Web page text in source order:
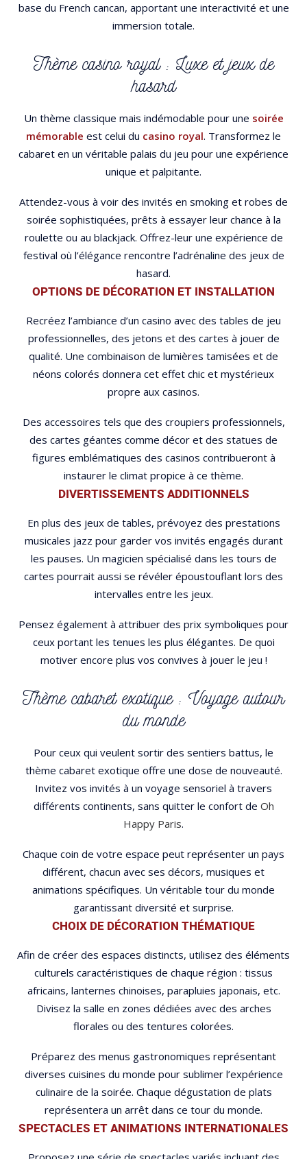
base du French cancan, apportant une interactivité et une
immersion totale.
Thème casino royal : Luxe et jeux de
hasard
Un thème classique mais indémodable pour une soirée
mémorable est celui du casino royal. Transformez le
cabaret en un véritable palais du jeu pour une expérience
unique et palpitante.
Attendez-vous à voir des invités en smoking et robes de
soirée sophistiquées, prêts à essayer leur chance à la
roulette ou au blackjack. Offrez-leur une expérience de
festival où l’élégance rencontre l’adrénaline des jeux de
hasard.
OPTIONS DE DÉCORATION ET INSTALLATION
Recréez l’ambiance d’un casino avec des tables de jeu
professionnelles, des jetons et des cartes à jouer de
qualité. Une combinaison de lumières tamisées et de
néons colorés donnera cet effet chic et mystérieux
propre aux casinos.
Des accessoires tels que des croupiers professionnels,
des cartes géantes comme décor et des statues de
figures emblématiques des casinos contribueront à
instaurer le climat propice à ce thème.
DIVERTISSEMENTS ADDITIONNELS
En plus des jeux de tables, prévoyez des prestations
musicales jazz pour garder vos invités engagés durant
les pauses. Un magicien spécialisé dans les tours de
cartes pourrait aussi se révéler époustouflant lors des
intervalles entre les jeux.
Pensez également à attribuer des prix symboliques pour
ceux portant les tenues les plus élégantes. De quoi
motiver encore plus vos convives à jouer le jeu !
Thème cabaret exotique : Voyage autour
du monde
Pour ceux qui veulent sortir des sentiers battus, le
thème cabaret exotique offre une dose de nouveauté.
Invitez vos invités à un voyage sensoriel à travers
différents continents, sans quitter le confort de Oh
Happy Paris.
Chaque coin de votre espace peut représenter un pays
différent, chacun avec ses décors, musiques et
animations spécifiques. Un véritable tour du monde
garantissant diversité et surprise.
CHOIX DE DÉCORATION THÉMATIQUE
Afin de créer des espaces distincts, utilisez des éléments
culturels caractéristiques de chaque région : tissus
africains, lanternes chinoises, parapluies japonais, etc.
Divisez la salle en zones dédiées avec des arches
florales ou des tentures colorées.
Préparez des menus gastronomiques représentant
diverses cuisines du monde pour sublimer l’expérience
culinaire de la soirée. Chaque dégustation de plats
représentera un arrêt dans ce tour du monde.
SPECTACLES ET ANIMATIONS INTERNATIONALES